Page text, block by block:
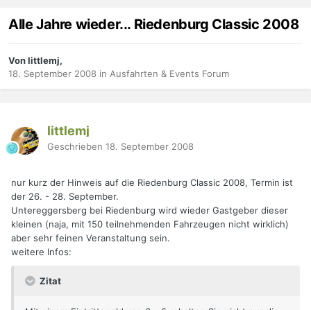
Alle Jahre wieder... Riedenburg Classic 2008
Von littlemj,
18. September 2008 in Ausfahrten & Events Forum
littlemj
Geschrieben 18. September 2008
nur kurz der Hinweis auf die Riedenburg Classic 2008, Termin ist
der 26. - 28. September.
Untereggersberg bei Riedenburg wird wieder Gastgeber dieser
kleinen (naja, mit 150 teilnehmenden Fahrzeugen nicht wirklich)
aber sehr feinen Veranstaltung sein.
weitere Infos:
Zitat